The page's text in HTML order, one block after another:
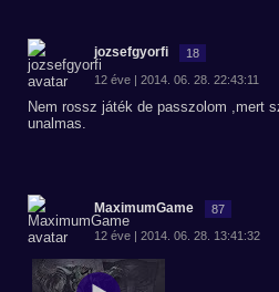
jozsefgyorfi 18
12 éve | 2014. 06. 28. 22:43:11
Nem rossz játék de passzolom ,mert
unalmas.
MaximumGame 87
12 éve | 2014. 06. 28. 13:41:32